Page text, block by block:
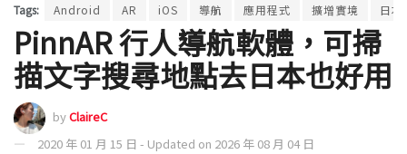
Tags: Android AR iOS 導航 應用程式 擴增實境 日本
PinnAR 行人導航軟體，可掃
描文字搜尋地點去日本也好用
byClaireC
2020 年 01 月 15 日 - Updated on 2026 年 08 月 04 日